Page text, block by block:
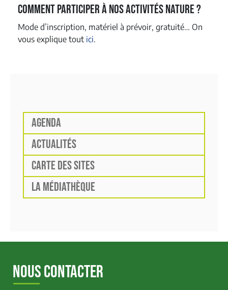
Comment participer à nos activités nature ?
Mode d’inscription, matériel à prévoir, gratuité… On
vous explique tout ici.
AGENDA
ACTUALITÉS
CARTE DES SITES
LA MÉDIATHÈQUE
NOUS CONTACTER